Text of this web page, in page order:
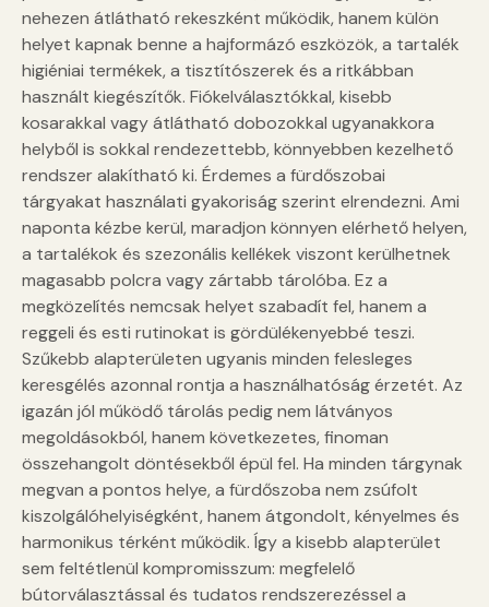
nehezen átlátható rekeszként működik, hanem külön
helyet kapnak benne a hajformázó eszközök, a tartalék
higiéniai termékek, a tisztítószerek és a ritkábban
használt kiegészítők. Fiókelválasztókkal, kisebb
kosarakkal vagy átlátható dobozokkal ugyanakkora
helyből is sokkal rendezettebb, könnyebben kezelhető
rendszer alakítható ki. Érdemes a fürdőszobai
tárgyakat használati gyakoriság szerint elrendezni. Ami
naponta kézbe kerül, maradjon könnyen elérhető helyen,
a tartalékok és szezonális kellékek viszont kerülhetnek
magasabb polcra vagy zártabb tárolóba. Ez a
megközelítés nemcsak helyet szabadít fel, hanem a
reggeli és esti rutinokat is gördülékenyebbé teszi.
Szűkebb alapterületen ugyanis minden felesleges
keresgélés azonnal rontja a használhatóság érzetét. Az
igazán jól működő tárolás pedig nem látványos
megoldásokból, hanem következetes, finoman
összehangolt döntésekből épül fel. Ha minden tárgynak
megvan a pontos helye, a fürdőszoba nem zsúfolt
kiszolgálóhelyiségként, hanem átgondolt, kényelmes és
harmonikus térként működik. Így a kisebb alapterület
sem feltétlenül kompromisszum: megfelelő
bútorválasztással és tudatos rendszerezéssel a